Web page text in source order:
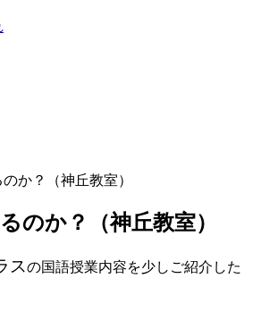
か？（神丘教室）
のか？（神丘教室）
スの国語授業内容を少しご紹介した